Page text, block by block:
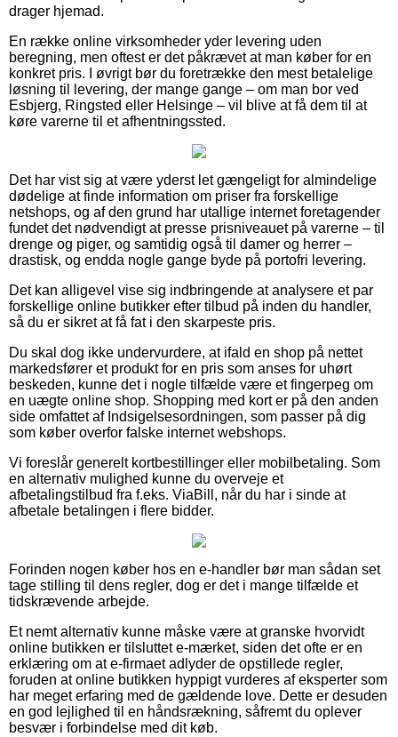
drager hjemad.
En række online virksomheder yder levering uden
beregning, men oftest er det påkrævet at man køber for en
konkret pris. I øvrigt bør du foretrække den mest betalelige
løsning til levering, der mange gange – om man bor ved
Esbjerg, Ringsted eller Helsinge – vil blive at få dem til at
køre varerne til et afhentningssted.
Det har vist sig at være yderst let gængeligt for almindelige
dødelige at finde information om priser fra forskellige
netshops, og af den grund har utallige internet foretagender
fundet det nødvendigt at presse prisniveauet på varerne – til
drenge og piger, og samtidig også til damer og herrer –
drastisk, og endda nogle gange byde på portofri levering.
Det kan alligevel vise sig indbringende at analysere et par
forskellige online butikker efter tilbud på inden du handler,
så du er sikret at få fat i den skarpeste pris.
Du skal dog ikke undervurdere, at ifald en shop på nettet
markedsfører et produkt for en pris som anses for uhørt
beskeden, kunne det i nogle tilfælde være et fingerpeg om
en uægte online shop. Shopping med kort er på den anden
side omfattet af Indsigelsesordningen, som passer på dig
som køber overfor falske internet webshops.
Vi foreslår generelt kortbestillinger eller mobilbetaling. Som
en alternativ mulighed kunne du overveje et
afbetalingstilbud fra f.eks. ViaBill, når du har i sinde at
afbetale betalingen i flere bidder.
Forinden nogen køber hos en e-handler bør man sådan set
tage stilling til dens regler, dog er det i mange tilfælde et
tidskrævende arbejde.
Et nemt alternativ kunne måske være at granske hvorvidt
online butikken er tilsluttet e-mærket, siden det ofte er en
erklæring om at e-firmaet adlyder de opstillede regler,
foruden at online butikken hyppigt vurderes af eksperter som
har meget erfaring med de gældende love. Dette er desuden
en god lejlighed til en håndsrækning, såfremt du oplever
besvær i forbindelse med dit køb.